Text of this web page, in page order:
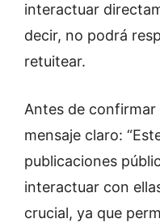
interactuar
decir, no podrá
retuitear.
Antes de confirmar
mensaje claro:
publicaciones
interactuar con
crucial, ya que